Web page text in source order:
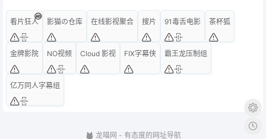
看片狂人 影猫の仓库 在线影视聚合 搜片 91毒舌电影 茶杯狐
金牌影院 NO视频 Cloud 影视 FIX字幕侠 霸王龙压制组
亿万同人字幕组
龙喵网 - 有态度的网址导航